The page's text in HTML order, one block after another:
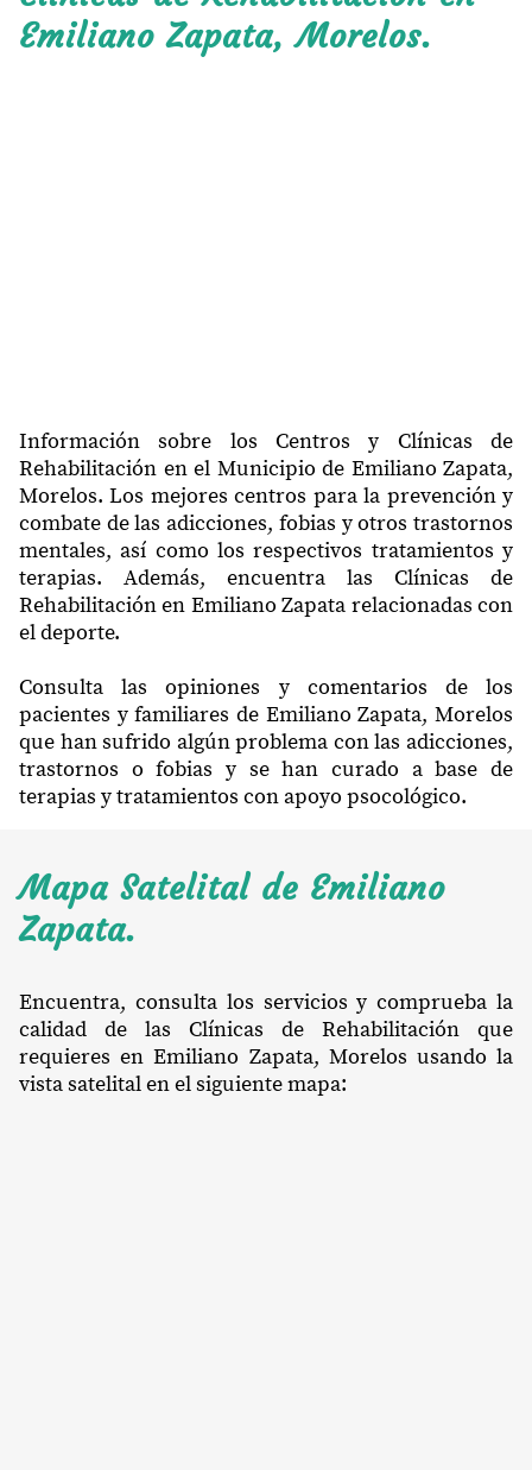
Emiliano Zapata, Morelos.
Información sobre los Centros y Clínicas de
Rehabilitación en el Municipio de Emiliano Zapata,
Morelos. Los mejores centros para la prevención y
combate de las adicciones, fobias y otros trastornos
mentales, así como los respectivos tratamientos y
terapias. Además, encuentra las Clínicas de
Rehabilitación en Emiliano Zapata relacionadas con
el deporte.
Consulta las opiniones y comentarios de los
pacientes y familiares de Emiliano Zapata, Morelos
que han sufrido algún problema con las adicciones,
trastornos o fobias y se han curado a base de
terapias y tratamientos con apoyo psocológico.
Mapa Satelital de Emiliano
Zapata.
Encuentra, consulta los servicios y comprueba la
calidad de las Clínicas de Rehabilitación que
requieres en Emiliano Zapata, Morelos usando la
vista satelital en el siguiente mapa: